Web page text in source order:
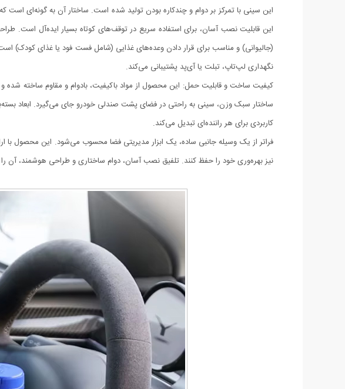
این سینی با تمرکز بر دوام و چندکاره بودن تولید شده است. ساختار آن به گونه‌ای است
این قابلیت نصب آسان، برای استفاده سریع در توقف‌های کوتاه بسیار ایده‌آل است.
(جالیوانی) و مناسب برای قرار دادن وعده‌های غذایی (شامل فست فود یا غذای کودک)
نگهداری لپ‌تاپ، تبلت یا آی‌پد پشتیبانی می‌کند.
کیفیت ساخت و قابلیت حمل: این محصول از مواد باکیفیت، بادوام و مقاوم ساخته شده
کاربردی برای هر راننده‌ای تبدیل می‌کند.
فراتر از یک وسیله جانبی ساده، یک ابزار مدیریتی فضا محسوب می‌شود. این محصول با
نیز بهره‌وری خود را حفظ کنند. تلفیق نصب آسان، دوام ساختاری و طراحی هوشمند، آن